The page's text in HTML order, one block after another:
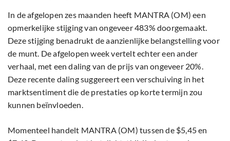
In de afgelopen zes maanden heeft MANTRA (OM) een
opmerkelijke stijging van ongeveer 483% doorgemaakt.
Deze stijging benadrukt de aanzienlijke belangstelling voor
de munt. De afgelopen week vertelt echter een ander
verhaal, met een daling van de prijs van ongeveer 20%.
Deze recente daling suggereert een verschuiving in het
marktsentiment die de prestaties op korte termijn zou
kunnen beïnvloeden.
Momenteel handelt MANTRA (OM) tussen de $5,45 en